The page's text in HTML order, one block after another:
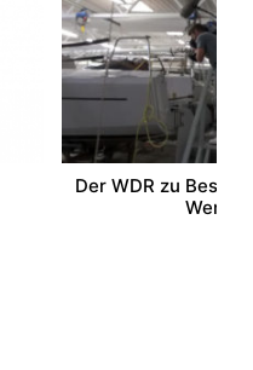
Der WDR zu
Werft